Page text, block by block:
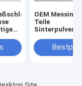
OEM
Teile